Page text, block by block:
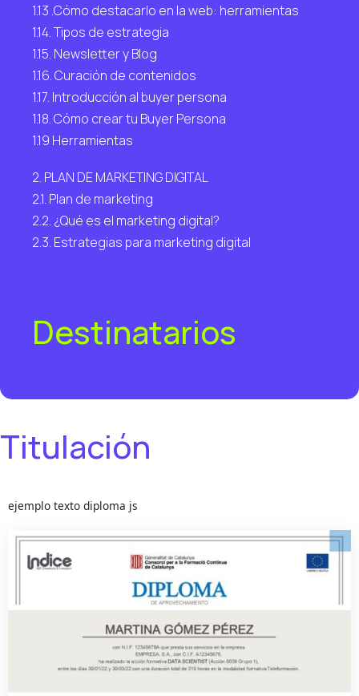
1.13 .Cómo destacarlo en la web: herramientas
1.14. Tipos de estrategia
1.15. Newsletter y Blog
1.16. Curación de contenidos
1.17. Introducción al buyer persona
1.18. Cómo crear tu Buyer Persona
1.19 Herramientas
2. PLAN DE MARKETING DIGITAL
2.1. Plan de marketing
2.2. ¿Qué es el marketing digital?
2.3. Estrategias para marketing digital
Destinatarios
Titulación
ejemplo texto diploma js